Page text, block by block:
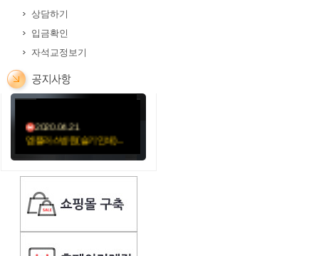
상담하기
입금확인
자석교정보기
2020.05.12
투...
2020.05.06
미소요양병원(성민문화사...
엠플러스병원(슬기인쇄)...
2020.04.21
성가롤로병원(먹는약)순...